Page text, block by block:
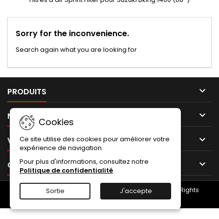
Sorry for the inconvenience.
Search again what you are looking for
PRODUITS 
NOTRE SOCIÉTÉ 
VOTRE COMPTE 
CONTACT 
Cookies
Ce site utilise des cookies pour améliorer votre
expérience de navigation.
Pour plus d'informations, consultez notre
Politique de confidentialité.
Sortie J'accepte
© Copyright 2026 NUMERO UNO - Termignoni.store. All Rights
Reserved.